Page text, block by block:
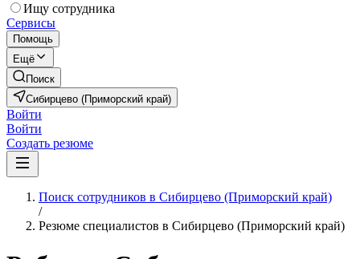
Ищу сотрудника
Сервисы
Помощь
Ещё
Поиск
Сибирцево (Приморский край)
Войти
Войти
Создать резюме
Поиск сотрудников в Сибирцево (Приморский край)
/
Резюме специалистов в Сибирцево (Приморский край)